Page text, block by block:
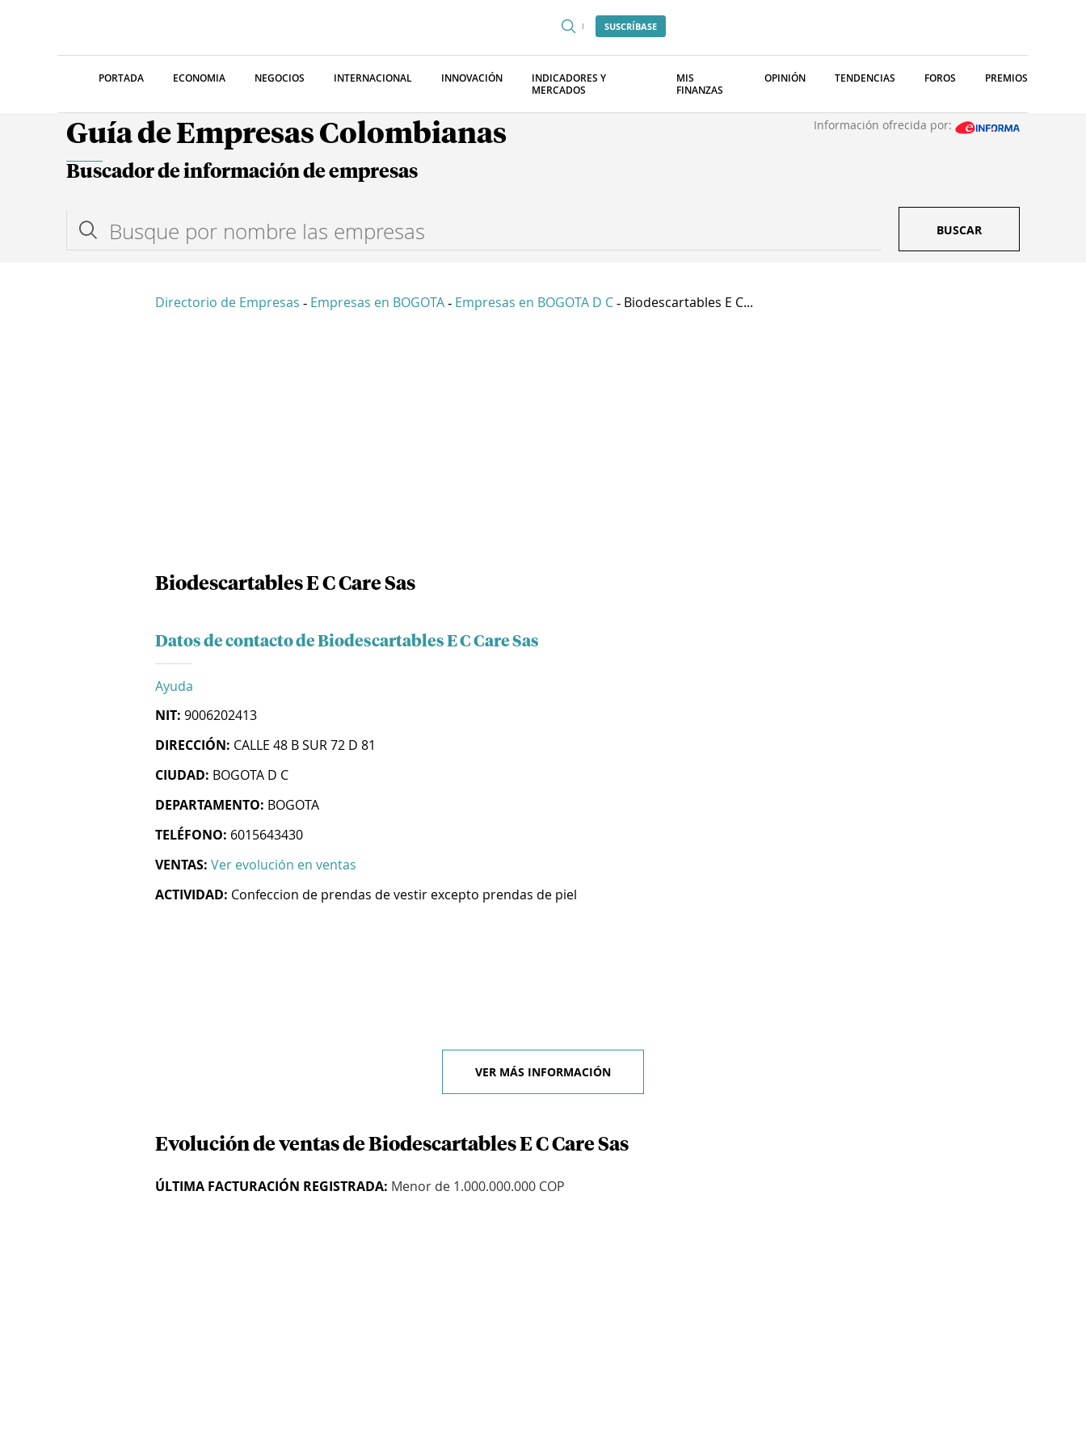
SUSCRÍBASE
PORTADA ECONOMIA NEGOCIOS INTERNACIONAL INNOVACIÓN
INDICADORES Y
MERCADOS
MIS
FINANZAS
OPINIÓN TENDENCIAS FOROS PREMIOS
Guía de Empresas Colombianas Información ofrecida por:
Buscador de información de empresas
BUSCAR
Directorio de Empresas - Empresas en BOGOTA - Empresas en BOGOTA D C - Biodescartables E C...
Biodescartables E C Care Sas
Datos de contacto de Biodescartables E C Care Sas
Ayuda
NIT: 9006202413
DIRECCIÓN: CALLE 48 B SUR 72 D 81
CIUDAD: BOGOTA D C
DEPARTAMENTO: BOGOTA
TELÉFONO: 6015643430
VENTAS: Ver evolución en ventas
ACTIVIDAD: Confeccion de prendas de vestir excepto prendas de piel
VER MÁS INFORMACIÓN
Evolución de ventas de Biodescartables E C Care Sas
ÚLTIMA FACTURACIÓN REGISTRADA: Menor de 1.000.000.000 COP